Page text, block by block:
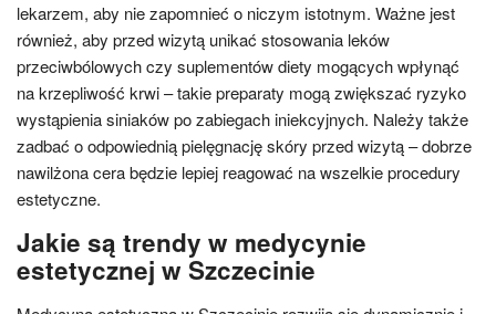
lekarzem, aby nie zapomnieć o niczym istotnym. Ważne jest
również, aby przed wizytą unikać stosowania leków
przeciwbólowych czy suplementów diety mogących wpłynąć
na krzepliwość krwi – takie preparaty mogą zwiększać ryzyko
wystąpienia siniaków po zabiegach iniekcyjnych. Należy także
zadbać o odpowiednią pielęgnację skóry przed wizytą – dobrze
nawilżona cera będzie lepiej reagować na wszelkie procedury
estetyczne.
Jakie są trendy w medycynie
estetycznej w Szczecinie